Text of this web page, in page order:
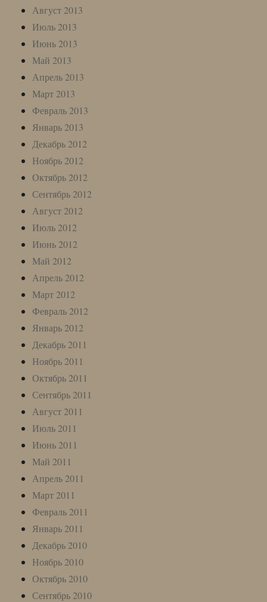
Август 2013
Июль 2013
Июнь 2013
Май 2013
Апрель 2013
Март 2013
Февраль 2013
Январь 2013
Декабрь 2012
Ноябрь 2012
Октябрь 2012
Сентябрь 2012
Август 2012
Июль 2012
Июнь 2012
Май 2012
Апрель 2012
Март 2012
Февраль 2012
Январь 2012
Декабрь 2011
Ноябрь 2011
Октябрь 2011
Сентябрь 2011
Август 2011
Июль 2011
Июнь 2011
Май 2011
Апрель 2011
Март 2011
Февраль 2011
Январь 2011
Декабрь 2010
Ноябрь 2010
Октябрь 2010
Сентябрь 2010